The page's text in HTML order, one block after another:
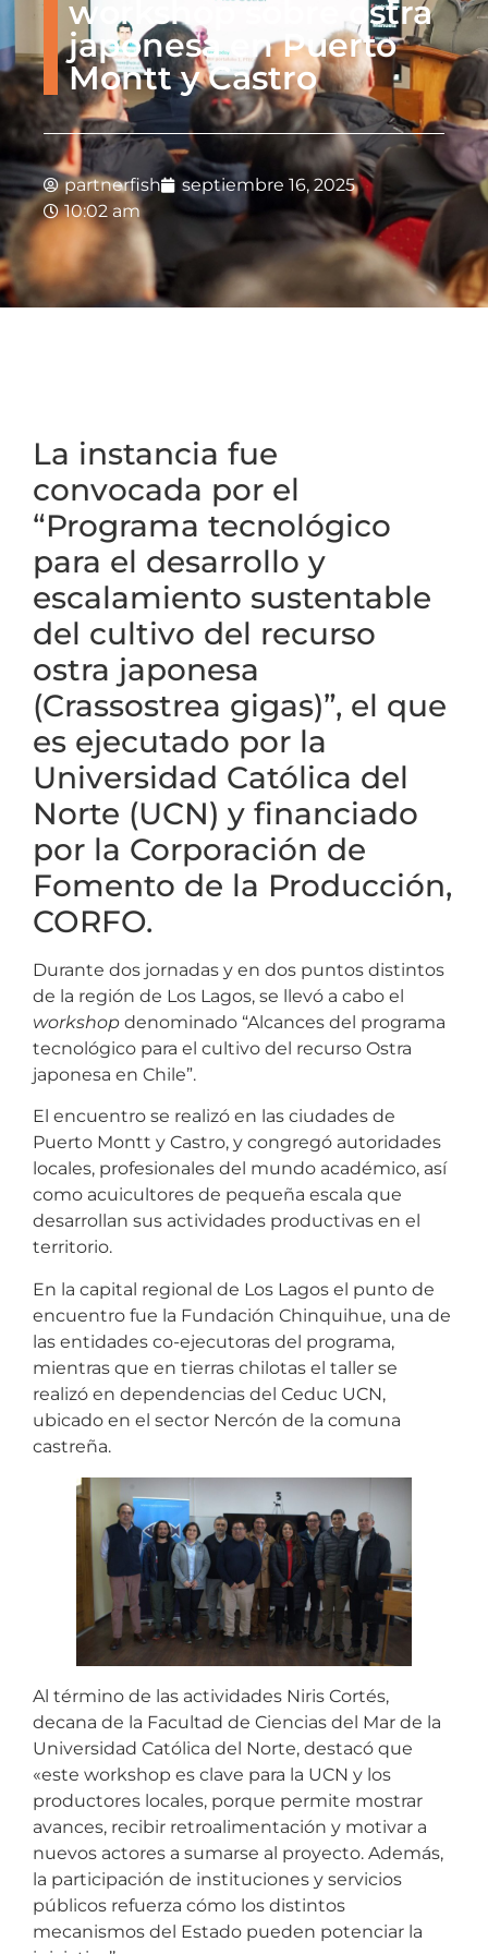
workshop sobre ostra
japonesa en Puerto
Montt y Castro
partnerfish
septiembre 16, 2025
10:02 am
La instancia fue
convocada por el
“Programa tecnológico
para el desarrollo y
escalamiento sustentable
del cultivo del recurso
ostra japonesa
(Crassostrea gigas)”, el que
es ejecutado por la
Universidad Católica del
Norte (UCN) y financiado
por la Corporación de
Fomento de la Producción,
CORFO.
Durante dos jornadas y en dos puntos distintos
de la región de Los Lagos, se llevó a cabo el
workshop denominado “Alcances del programa
tecnológico para el cultivo del recurso Ostra
japonesa en Chile”.
El encuentro se realizó en las ciudades de
Puerto Montt y Castro, y congregó autoridades
locales, profesionales del mundo académico, así
como acuicultores de pequeña escala que
desarrollan sus actividades productivas en el
territorio.
En la capital regional de Los Lagos el punto de
encuentro fue la Fundación Chinquihue, una de
las entidades co-ejecutoras del programa,
mientras que en tierras chilotas el taller se
realizó en dependencias del Ceduc UCN,
ubicado en el sector Nercón de la comuna
castreña.
Al término de las actividades Niris Cortés,
decana de la Facultad de Ciencias del Mar de la
Universidad Católica del Norte, destacó que
«este workshop es clave para la UCN y los
productores locales, porque permite mostrar
avances, recibir retroalimentación y motivar a
nuevos actores a sumarse al proyecto. Además,
la participación de instituciones y servicios
públicos refuerza cómo los distintos
mecanismos del Estado pueden potenciar la